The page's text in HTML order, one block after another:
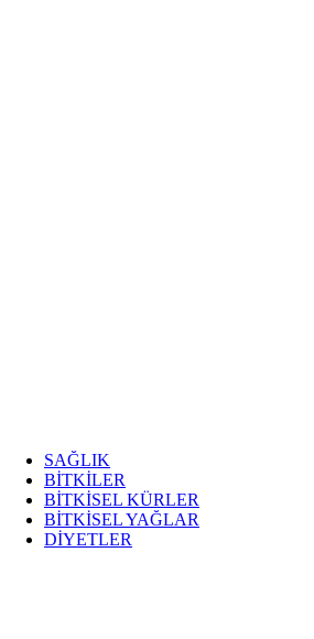
SAĞLIK
BİTKİLER
BİTKİSEL KÜRLER
BİTKİSEL YAĞLAR
DİYETLER